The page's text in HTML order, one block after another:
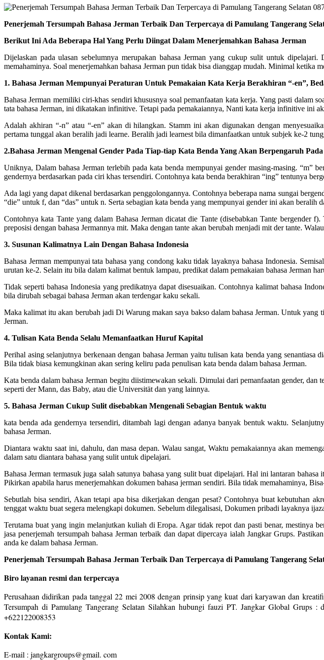
Penerjemah Tersumpah Bahasa Jerman Terbaik Dan Terpercaya di Pamulang Tangerang
Berikut Ini Ada Beberapa Hal Yang Perlu Diingat Dalam Menerjemahkan Bahasa Jerman
Dijelaskan pada ulasan sebelumnya merupakan bahasa Jerman yang cukup sulit untuk
memahaminya. Soal menerjemahkan bahasa Jerman pun tidak bisa dianggap mudah. Minimal ketika
1. Bahasa Jerman Mempunyai Peraturan Untuk Pemakaian Kata Kerja Berakhiran “-en”,
Bahasa Jerman memiliki ciri-khas sendiri khususnya soal pemanfaatan kata kerja. Yang pasti dalam
tata bahasa Jerman, ini dikatakan infinitive. Tetapi pada pemakaiannya, Nanti kata kerja infinitive ini
Adalah akhiran “-n” atau “-en” akan di hilangkan. Stamm ini akan digunakan dengan
pertama tunggal akan beralih jadi learne. Beralih jadi learnest bila dimanfaatkan untuk subjek ke-2
2.Bahasa Jerman Mengenal Gender Pada Tiap-tiap Kata Benda Yang Akan Berpengaruh Pada
Uniknya, Dalam bahasa Jerman terlebih pada kata benda mempunyai gender masing-masing. “m”
gendernya berdasarkan pada ciri khas tersendiri. Contohnya kata benda berakhiran “ing” tentunya
Ada lagi yang dapat dikenal berdasarkan penggolongannya. Contohnya beberapa nama sungai
“die” untuk f, dan “das” untuk n. Serta sebagian kata benda yang mempunyai gender ini akan beralih
Contohnya kata Tante yang dalam Bahasa Jerman dicatat die Tante (disebabkan Tante bergender
preposisi dengan bahasa Jermannya mit. Maka dengan tante akan berubah menjadi mit der tante.
3. Susunan Kalimatnya Lain Dengan Bahasa Indonesia
Bahasa Jerman mempunyai tata bahasa yang condong kaku tidak layaknya bahasa Indonesia.
urutan ke-2. Selain itu bila dalam kalimat bentuk lampau, predikat dalam pemakaian bahasa Jerman
Tidak seperti bahasa Indonesia yang predikatnya dapat disesuaikan. Contohnya kalimat bahasa
bila dirubah sebagai bahasa Jerman akan terdengar kaku sekali.
Maka kalimat itu akan berubah jadi Di Warung makan saya bakso dalam bahasa Jerman. Untuk
Jerman.
4. Tulisan Kata Benda Selalu Memanfaatkan Huruf Kapital
Perihal asing selanjutnya berkenaan dengan bahasa Jerman yaitu tulisan kata benda yang
Bila tidak biasa kemungkinan akan sering keliru pada penulisan kata benda dalam bahasa Jerman.
Kata benda dalam bahasa Jerman begitu diistimewakan sekali. Dimulai dari pemanfaatan gender,
seperti der Mann, das Baby, atau die Universität dan yang lainnya.
5. Bahasa Jerman Cukup Sulit disebabkan Mengenali Sebagian Bentuk waktu
kata benda ada gendernya tersendiri, ditambah lagi dengan adanya banyak bentuk waktu.
bahasa Jerman.
Diantara waktu saat ini, dahulu, dan masa depan. Walau sangat, Waktu pemakaiannya akan
dalam satu diantara bahasa yang sulit untuk dipelajari.
Bahasa Jerman termasuk juga salah satunya bahasa yang sulit buat dipelajari. Hal ini lantaran
Pikirkan apabila harus menerjemahkan dokumen bahasa jerman sendiri. Bila tidak memahaminya,
Sebutlah bisa sendiri, Akan tetapi apa bisa dikerjakan dengan pesat? Contohnya buat kebutuhan
tenggat waktu buat segera melengkapi dokumen. Sebelum dilegalisasi, Dokumen pribadi layaknya
Terutama buat yang ingin melanjutkan kuliah di Eropa. Agar tidak repot dan pasti benar, mestinya
jasa penerjemah tersumpah bahasa Jerman terbaik dan dapat dipercaya ialah Jangkar Grups.
anda ke dalam bahasa Jerman.
Penerjemah Tersumpah Bahasa Jerman Terbaik Dan Terpercaya di Pamulang Tangerang
Biro layanan resmi dan terpercaya
Perusahaan didirikan pada tanggal 22 mei 2008 dengan prinsip yang kuat dari karyawan dan
Tersumpah di Pamulang Tangerang Selatan Silahkan hubungi fauzi PT. Jangkar Global
+622122008353
Kontak Kami:
E-mail : jangkargroups@gmail. com